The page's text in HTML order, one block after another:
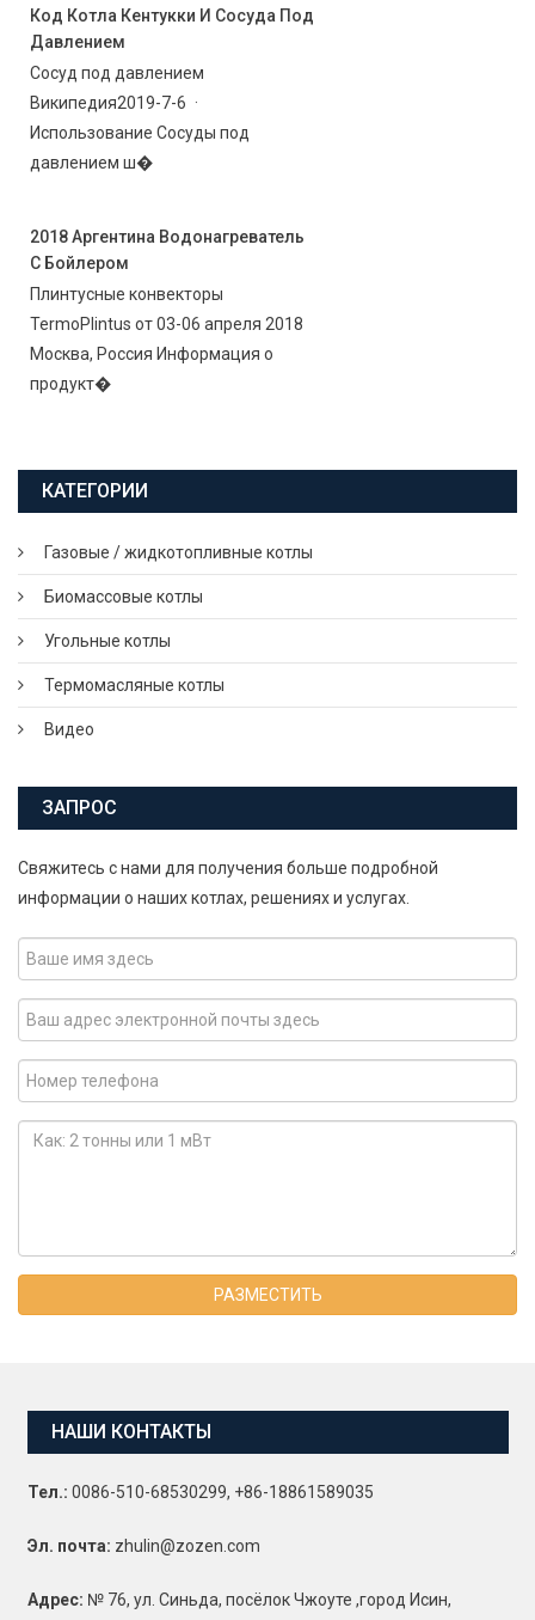
Код Котла Кентукки И Сосуда Под
Давлением
Сосуд под давлением
Википедия2019-7-6 ·
Использование Сосуды под
давлением ш�
2018 Аргентина Водонагреватель
С Бойлером
Плинтусные конвекторы
TermoPlintus от 03-06 апреля 2018
Москва, Россия Информация о
продукт�
КАТЕГОРИИ
Газовые / жидкотопливные котлы
Биомассовые котлы
Угольные котлы
Термомасляные котлы
Видео
ЗАПРОС
Свяжитесь с нами для получения больше подробной
информации о наших котлах, решениях и услугах.
РАЗМЕСТИТЬ
НАШИ КОНТАКТЫ
Тел.: 0086-510-68530299, +86-18861589035
Эл. почта: zhulin@zozen.com
Адрес: № 76, ул. Синьда, посёлок Чжоуте ,город Исин,